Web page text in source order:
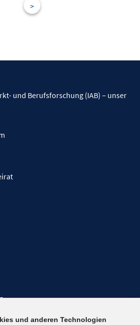
>
und Berufsforschung (IAB) – unser
und anderen Technologien